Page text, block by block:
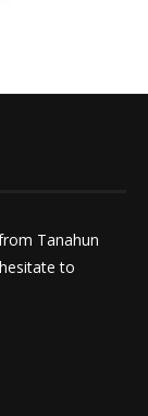
Tanahun
to